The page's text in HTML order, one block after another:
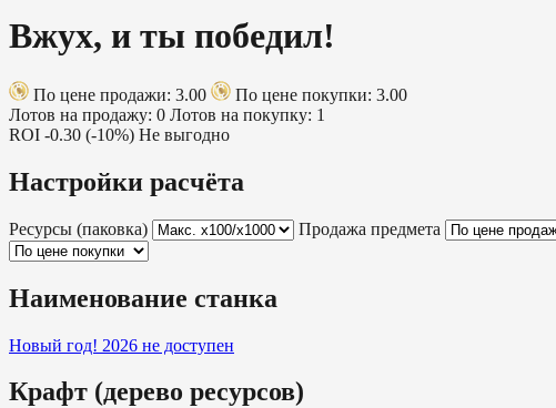
Вжух, и ты победил!
По цене продажи: 3.00
По цене покупки: 3.00
Лотов на продажу: 0 Лотов на покупку: 1
ROI -0.30 (-10%) Не выгодно
Настройки расчёта
Ресурсы (паковка) Продажа предмета
Наименование станка
Новый год! 2026 не доступен
Крафт (дерево ресурсов)